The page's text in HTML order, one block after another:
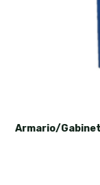
Armario/